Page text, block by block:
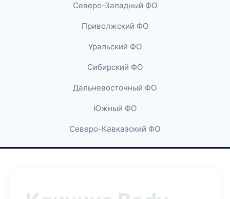
Северо-Западный ФО
Приволжский ФО
Уральский ФО
Сибирский ФО
Дальневосточный ФО
Южный ФО
Северо-Кавказский ФО